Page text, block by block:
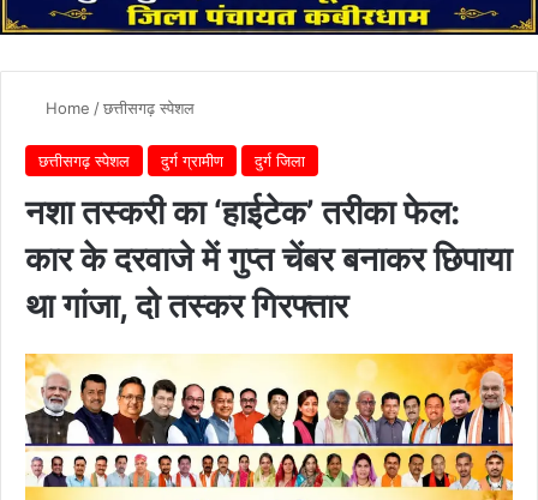
Home /छत्तीसगढ़ स्पेशल
छत्तीसगढ़ स्पेशल दुर्ग ग्रामीण दुर्ग जिला
नशा तस्करी का ‘हाईटेक’ तरीका फेल:
कार के दरवाजे में गुप्त चेंबर बनाकर छिपाया
था गांजा, दो तस्कर गिरफ्तार